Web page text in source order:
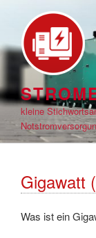
springen
kleine
Gigawatt
Was ist ein